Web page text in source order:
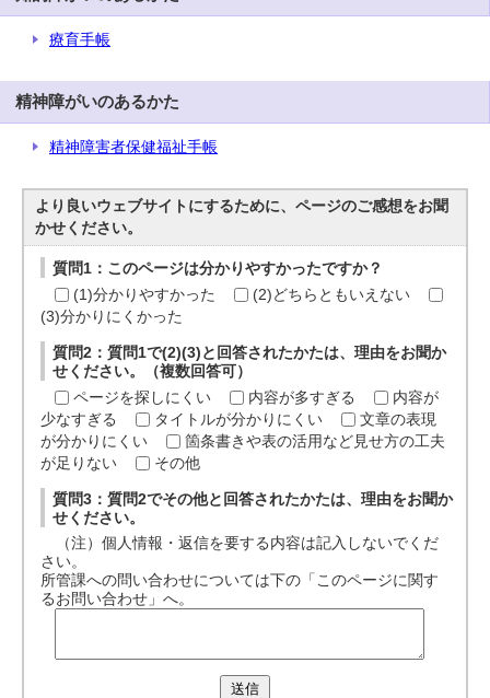
療育手帳
精神障がいのあるかた
精神障害者保健福祉手帳
より良いウェブサイトにするために、ページのご感想をお聞
かせください。
質問1：このページは分かりやすかったですか？
(1)分かりやすかった
(2)どちらともいえない
(3)分かりにくかった
質問2：質問1で(2)(3)と回答されたかたは、理由をお聞か
せください。（複数回答可）
ページを探しにくい
内容が多すぎる
内容が
少なすぎる
タイトルが分かりにくい
文章の表現
が分かりにくい
箇条書きや表の活用など見せ方の工夫
が足りない
その他
質問3：質問2でその他と回答されたかたは、理由をお聞か
せください。
（注）個人情報・返信を要する内容は記入しないでくだ
さい。
所管課への問い合わせについては下の「このページに関す
るお問い合わせ」へ。
送信